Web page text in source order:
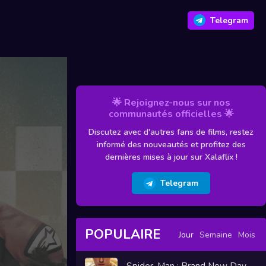
Telegram
🌟 Rejoignez-nous sur nos
communautés officielles 🌟
Discutez avec d'autres fans de films, restez
informé des nouveautés et profitez des
dernières mises à jour sur Xalaflix !
Telegram
POPULAIRE Jour Semaine Mois